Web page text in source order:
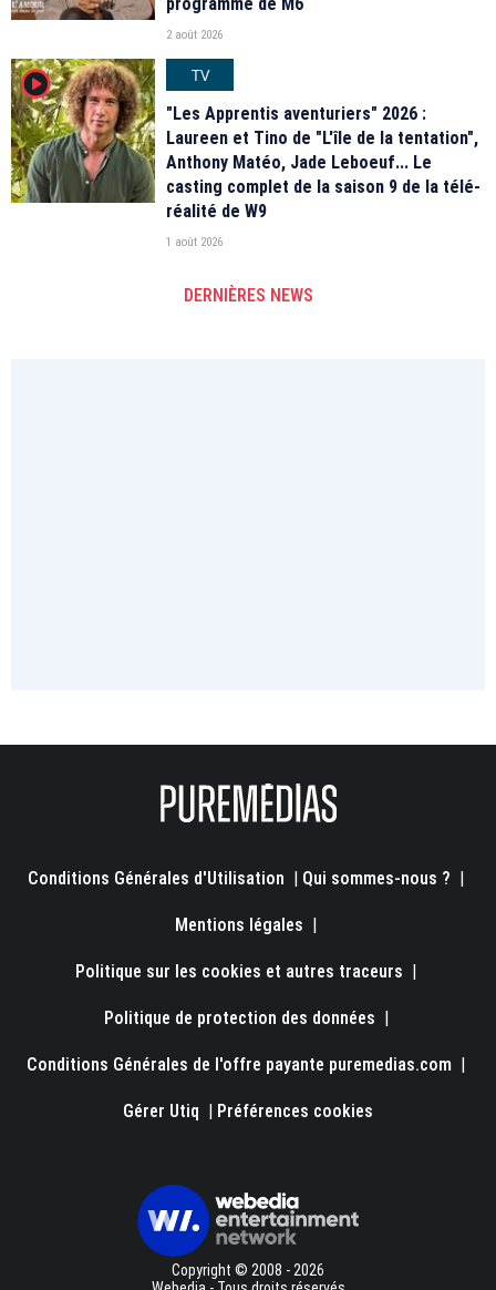
2 août 2026
player2
TV
"Les Apprentis aventuriers" 2026 :
Laureen et Tino de "L'île de la tentation",
Anthony Matéo, Jade Leboeuf... Le
casting complet de la saison 9 de la télé-
réalité de W9
1 août 2026
DERNIÈRES NEWS
Conditions Générales d'Utilisation | Qui sommes-nous ? |
Mentions légales |
Politique sur les cookies et autres traceurs |
Politique de protection des données |
Conditions Générales de l'offre payante puremedias.com |
Gérer Utiq | Préférences cookies
Copyright © 2008 - 2026